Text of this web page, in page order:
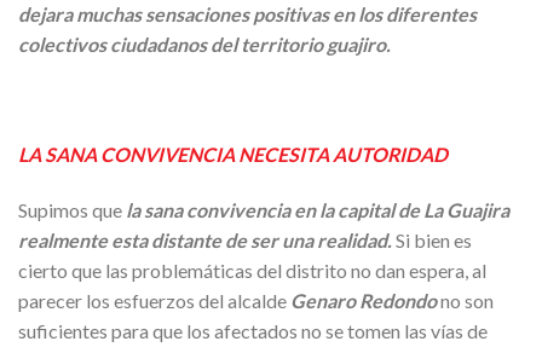
dejara muchas sensaciones positivas en los diferentes
colectivos ciudadanos del territorio guajiro.
LA SANA CONVIVENCIA NECESITA AUTORIDAD
Supimos que la sana convivencia en la capital de La Guajira
realmente esta distante de ser una realidad.Si bien es
cierto que las problemáticas del distrito no dan espera, al
parecer los esfuerzos del alcalde Genaro Redondono son
suficientes para que los afectados no se tomen las vías de